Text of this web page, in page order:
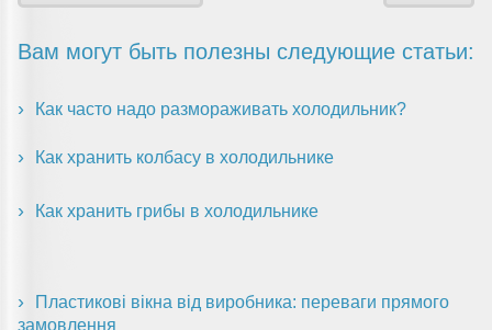
Вам могут быть полезны следующие статьи:
Как часто надо размораживать холодильник?
Как хранить колбасу в холодильнике
Как хранить грибы в холодильнике
Пластикові вікна від виробника: переваги прямого
замовлення